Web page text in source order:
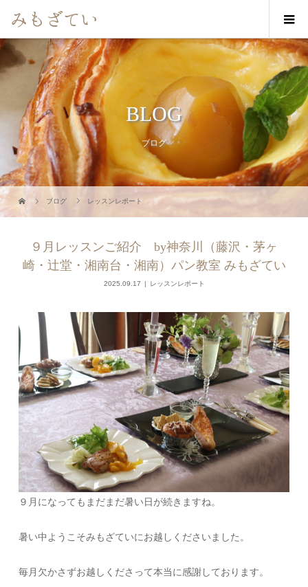
BLOG
ブログ
ブログ レッスンレポート
９月レッスンご紹介 by神奈川（藤沢・茅ヶ
崎・辻堂・湘南台・湘南）パン教室 みもざてい
2025.09.17 レッスンレポート
９月になってもまだまだ暑い日が続きますね。
暑い中ようこそみもざていにお越しくださいました。
毎月欠かさずお越しくださって本当に感謝しております。